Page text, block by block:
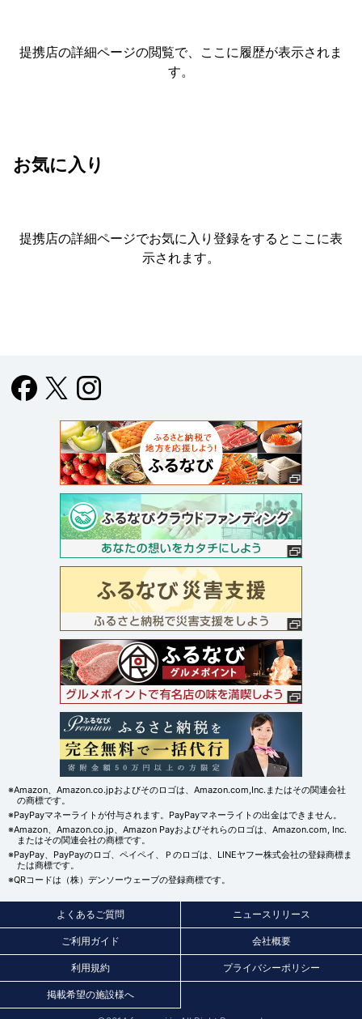
提携店の詳細ページの閲覧で、ここに履歴が表示されま
す。
お気に入り
提携店の詳細ページでお気に入り登録をすると ここに表
示されます。
※Amazon、Amazon.co.jpおよびそのロゴは、Amazon.com,Inc.またはその関連会社
の商標です。
※PayPayマネーライトが付与されます。PayPayマネーライトの出金はできません。
※Amazon、Amazon.co.jp、Amazon Payおよびそれらのロゴは、Amazon.com, Inc.
またはその関連会社の商標です。
※PayPay、PayPayのロゴ、ペイペイ、Ｐのロゴは、LINEヤフー株式会社の登録商標ま
たは商標です。
※QRコードは（株）デンソーウェーブの登録商標です。
よくあるご質問 ニュースリリース
ご利用ガイド 会社概要
利用規約 プライバシーポリシー
掲載希望の施設様へ